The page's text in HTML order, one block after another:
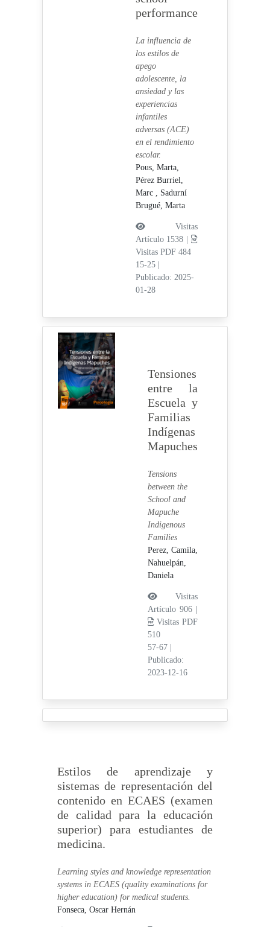
performance
La influencia de
los estilos de
apego
adolescente, la
ansiedad y las
experiencias
infantiles
adversas (ACE)
en el rendimiento
escolar.
Pous, Marta,
Pérez Burriel,
Marc , Sadurní
Brugué, Marta
Visitas
Artículo 1538 |
Visitas PDF 484
15-25
Publicado: 2025-
01-28
Tensiones
entre la
Escuela y
Familias
Indígenas
Mapuches
Tensions
between the
School and
Mapuche
Indigenous
Families
Perez, Camila,
Nahuelpán,
Daniela
Visitas
Artículo 906 |
Visitas PDF
510
57-67
Publicado:
2023-12-16
Estilos de aprendizaje y
sistemas de representación del
contenido en ECAES (examen
de calidad para la educación
superior) para estudiantes de
medicina.
Learning styles and knowledge representation
systems in ECAES (quality examinations for
higher education) for medical students.
Fonseca, Oscar Hernán